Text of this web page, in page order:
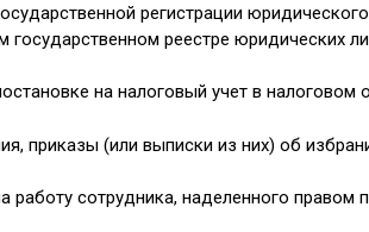
регистрации
государственном реестре юридических
на налоговый учет в
приказы (или выписки из них) об
работу сотрудника, наделенного правом